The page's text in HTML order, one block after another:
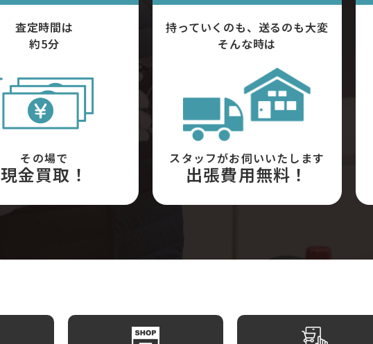
査定時間は
約5分
その場で
現金買取！
持っていくのも、送るのも大変
そんな時は
スタッフがお伺いいたします
出張費用無料！